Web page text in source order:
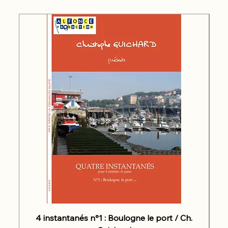
4 instantanés n°1 : Boulogne le port / Ch.